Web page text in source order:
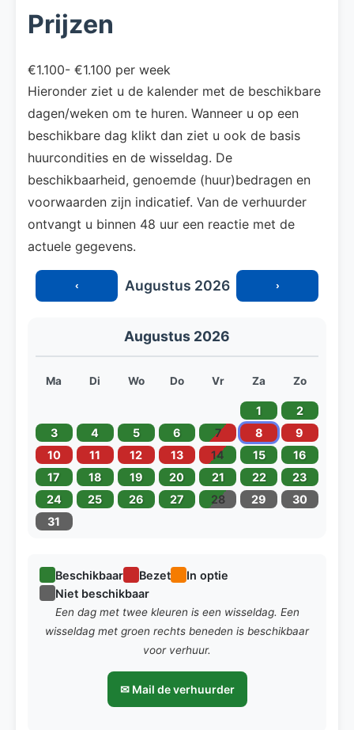
Prijzen
€1.100- €1.100 per week
Hieronder ziet u de kalender met de beschikbare
dagen/weken om te huren. Wanneer u op een
beschikbare dag klikt dan ziet u ook de basis
huurcondities en de wisseldag. De
beschikbaarheid, genoemde (huur)bedragen en
voorwaarden zijn indicatief. Van de verhuurder
ontvangt u binnen 48 uur een reactie met de
actuele gegevens.
‹ Augustus 2026 ›
Augustus 2026
Ma Di Wo Do Vr Za Zo
1
2
3
4 5 6 7 8
9
10
11 12 13 14 15
16
17
18 19 20 21 22
23
24
25 26 27 28 29
30
31
Beschikbaar Bezet
In optie
Niet beschikbaar
Een dag met twee kleuren is een wisseldag. Een
wisseldag met groen rechts beneden is beschikbaar
voor verhuur.
✉ Mail de verhuurder